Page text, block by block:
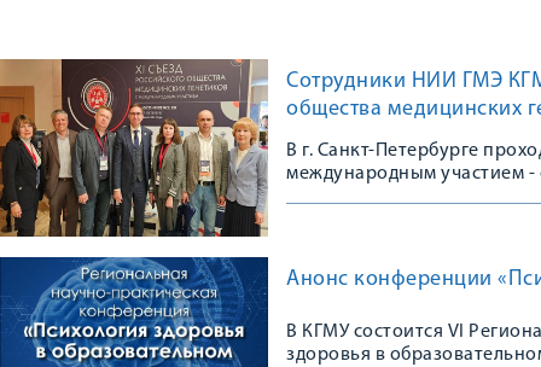
Сотрудники НИИ ГМЭ
общества медицинских
В г. Санкт-Петербурге
международным участием -
Анонс конференции
В КГМУ состоится VI
здоровья в